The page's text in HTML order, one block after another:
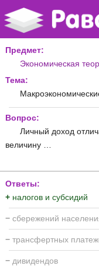
Предмет:
Экономическая
Тема:
Вопрос:
Личный доход
величину …
Ответы:
+ налогов и субсидий
− сбережений
− трансфертных
− дивидендов